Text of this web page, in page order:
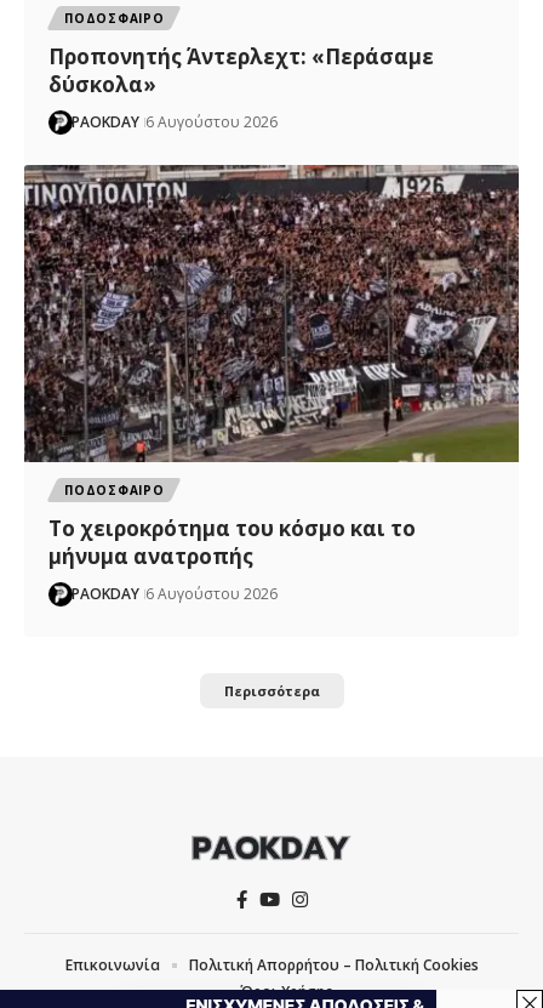
ΠΟΔΟΣΦΑΙΡΟ
Προπονητής Άντερλεχτ: «Περάσαμε
δύσκολα»
PAOKDAY 6 Αυγούστου 2026
ΠΟΔΟΣΦΑΙΡΟ
Το χειροκρότημα του κόσμο και το
μήνυμα ανατροπής
PAOKDAY 6 Αυγούστου 2026
Περισσότερα
Επικοινωνία
Πολιτική Απορρήτου – Πολιτική Cookies
Όροι Χρήσης